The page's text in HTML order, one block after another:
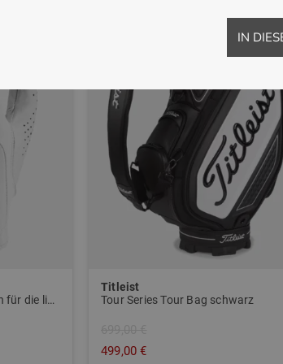
Tour Classic 4 Handschuh für die linke Hand weiß
Titleist
Tour Series Tour Bag schwarz
499,00 €
IN